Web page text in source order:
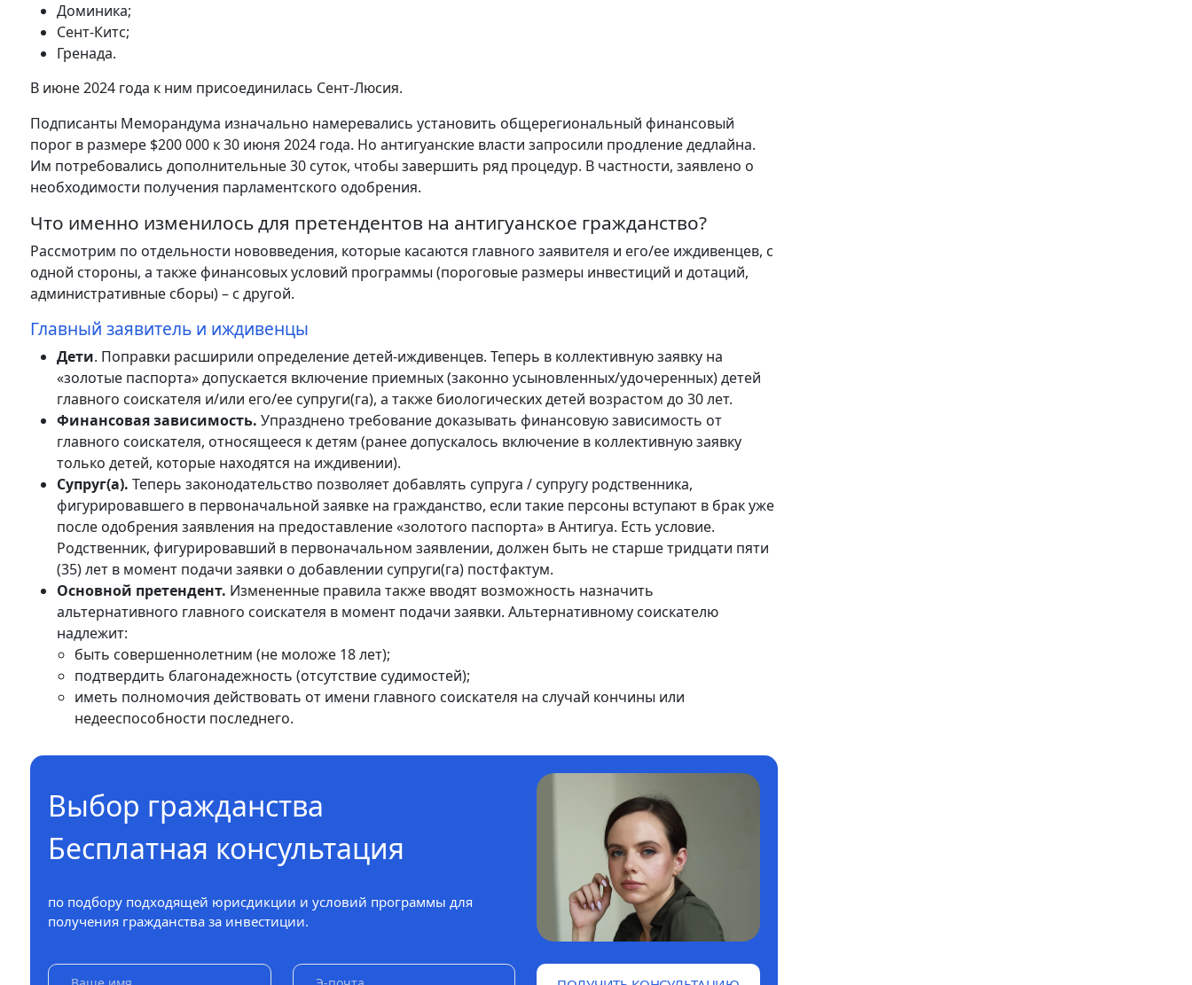
Доминика;
Сент-Китс;
Гренада.
В июне 2024 года к ним присоединилась Сент-Люсия.
Подписанты Меморандума изначально намеревались установить общерегиональный финансовый
порог в размере $200 000 к 30 июня 2024 года. Но антигуанские власти запросили продление дедлайна.
Им потребовались дополнительные 30 суток, чтобы завершить ряд процедур. В частности, заявлено о
необходимости получения парламентского одобрения.
Что именно изменилось для претендентов на антигуанское гражданство?
Рассмотрим по отдельности нововведения, которые касаются главного заявителя и его/ее иждивенцев, с
одной стороны, а также финансовых условий программы (пороговые размеры инвестиций и дотаций,
административные сборы) – с другой.
Главный заявитель и иждивенцы
Дети. Поправки расширили определение детей-иждивенцев. Теперь в коллективную заявку на
«золотые паспорта» допускается включение приемных (законно усыновленных/удочеренных) детей
главного соискателя и/или его/ее супруги(га), а также биологических детей возрастом до 30 лет.
Финансовая зависимость. Упразднено требование доказывать финансовую зависимость от
главного соискателя, относящееся к детям (ранее допускалось включение в коллективную заявку
только детей, которые находятся на иждивении).
Супруг(а). Теперь законодательство позволяет добавлять супруга / супругу родственника,
фигурировавшего в первоначальной заявке на гражданство, если такие персоны вступают в брак уже
после одобрения заявления на предоставление «золотого паспорта» в Антигуа. Есть условие.
Родственник, фигурировавший в первоначальном заявлении, должен быть не старше тридцати пяти
(35) лет в момент подачи заявки о добавлении супруги(га) постфактум.
Основной претендент. Измененные правила также вводят возможность назначить
альтернативного главного соискателя в момент подачи заявки. Альтернативному соискателю
надлежит:
быть совершеннолетним (не моложе 18 лет);
подтвердить благонадежность (отсутствие судимостей);
иметь полномочия действовать от имени главного соискателя на случай кончины или
недееспособности последнего.
Выбор гражданства
Бесплатная консультация
по подбору подходящей юрисдикции и условий программы для
получения гражданства за инвестиции.